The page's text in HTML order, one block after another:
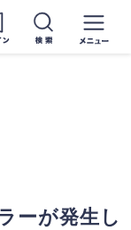
ーが発生し